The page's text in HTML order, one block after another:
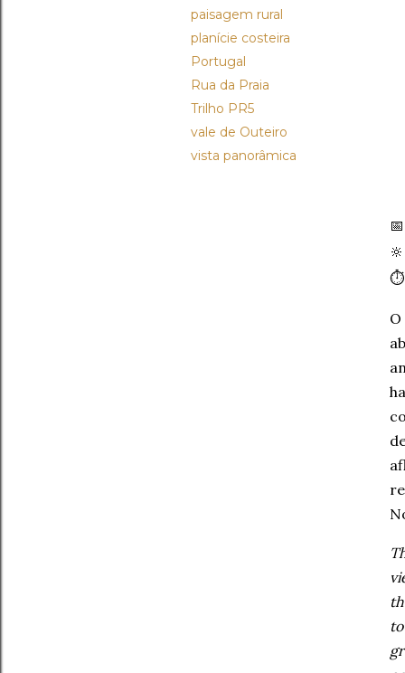
paisagem rural
planície costeira
Portugal
Rua da Praia
Trilho PR5
vale de Outeiro
vista panorâmica